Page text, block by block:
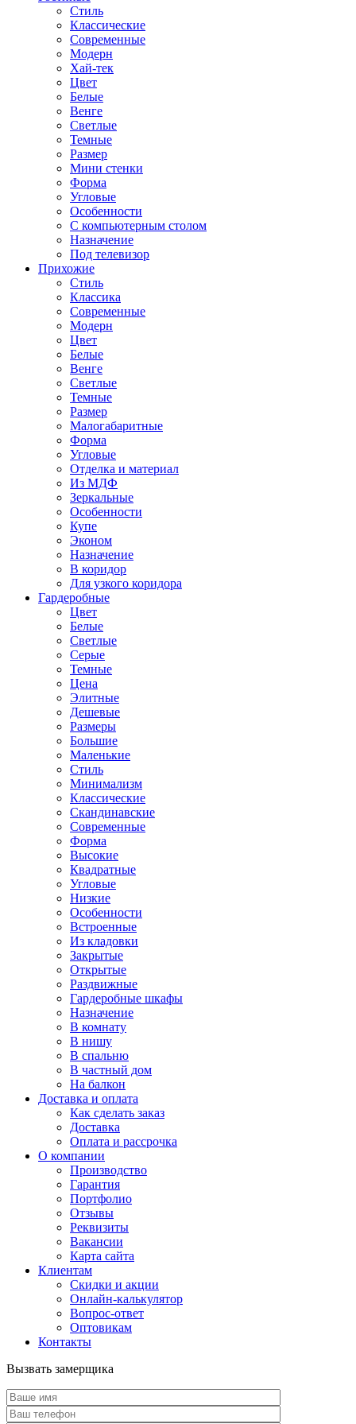
Стиль
Классические
Современные
Модерн
Хай-тек
Цвет
Белые
Венге
Светлые
Темные
Размер
Мини стенки
Форма
Угловые
Особенности
С компьютерным столом
Назначение
Под телевизор
Прихожие
Стиль
Классика
Современные
Модерн
Цвет
Белые
Венге
Светлые
Темные
Размер
Малогабаритные
Форма
Угловые
Отделка и материал
Из МДФ
Зеркальные
Особенности
Купе
Эконом
Назначение
В коридор
Для узкого коридора
Гардеробные
Цвет
Белые
Светлые
Серые
Темные
Цена
Элитные
Дешевые
Размеры
Большие
Маленькие
Стиль
Минимализм
Классические
Скандинавские
Современные
Форма
Высокие
Квадратные
Угловые
Низкие
Особенности
Встроенные
Из кладовки
Закрытые
Открытые
Раздвижные
Гардеробные шкафы
Назначение
В комнату
В нишу
В спальню
В частный дом
На балкон
Доставка и оплата
Как сделать заказ
Доставка
Оплата и рассрочка
О компании
Производство
Гарантия
Портфолио
Отзывы
Реквизиты
Вакансии
Карта сайта
Клиентам
Скидки и акции
Онлайн-калькулятор
Вопрос-ответ
Оптовикам
Контакты
Вызвать замерщика